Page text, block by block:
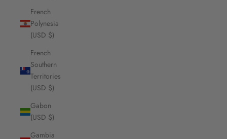
French
Polynesia
(USD $)
French
Southern
Territories
(USD $)
Gabon
(USD $)
Gambia